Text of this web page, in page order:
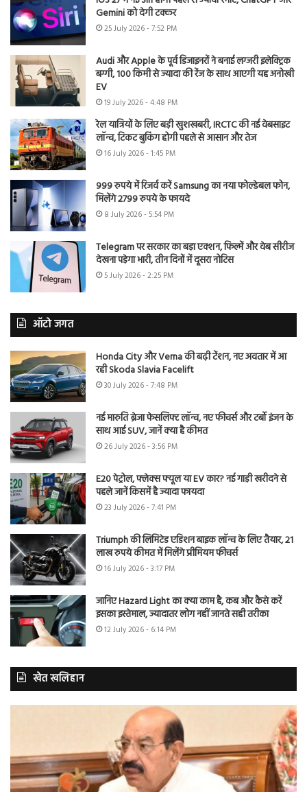
Gemini को देगी टक्कर
25 July 2026 - 7:52 PM
Audi और Apple के पूर्व डिजाइनरों ने बनाई लग्जरी इलेक्ट्रिक
बग्गी, 100 किमी से ज्यादा की रेंज के साथ आएगी यह अनोखी
EV
19 July 2026 - 4:48 PM
रेल यात्रियों के लिए बड़ी खुशखबरी, IRCTC की नई वेबसाइट
लॉन्च, टिकट बुकिंग होगी पहले से आसान और तेज
16 July 2026 - 1:45 PM
999 रुपये में रिजर्व करें Samsung का नया फोल्डेबल फोन,
मिलेंगे 2799 रुपये के फायदे
8 July 2026 - 5:54 PM
Telegram पर सरकार का बड़ा एक्शन, फिल्में और वेब सीरीज
देखना पड़ेगा भारी, तीन दिनों में दूसरा नोटिस
5 July 2026 - 2:25 PM
ऑटो जगत
Honda City और Verna की बढ़ी टेंशन, नए अवतार में आ
रही Skoda Slavia Facelift
30 July 2026 - 7:48 PM
नई मारुति ब्रेजा फेसलिफ्ट लॉन्च, नए फीचर्स और टर्बो इंजन के
साथ आई SUV, जानें क्या है कीमत
26 July 2026 - 3:56 PM
E20 पेट्रोल, फ्लेक्स फ्यूल या EV कार? नई गाड़ी खरीदने से
पहले जानें किसमें है ज्यादा फायदा
23 July 2026 - 7:41 PM
Triumph की लिमिटेड एडिशन बाइक लॉन्च के लिए तैयार, 21
लाख रुपये कीमत में मिलेंगे प्रीमियम फीचर्स
16 July 2026 - 3:17 PM
जानिए Hazard Light का क्या काम है, कब और कैसे करें
इसका इस्तेमाल, ज्यादातर लोग नहीं जानते सही तरीका
12 July 2026 - 6:14 PM
खेत खलिहान